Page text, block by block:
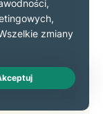
Live Chat